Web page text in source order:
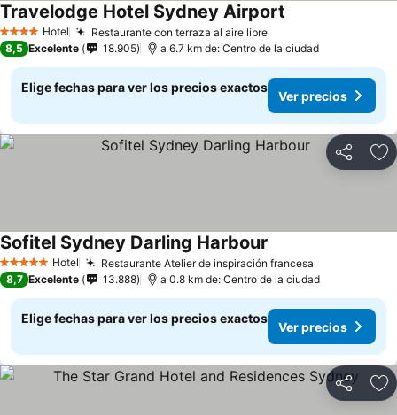
4 EstrellasHotel Restaurante con terraza al aire libreVer precios
Travelodge Hotel Sydney Airport
8,5 Excelente 18.905 a 6.7 km de: Centro de la ciudad
Elige fechas para ver los precios exactos
Ver precios
Compartir
5 Estrellas Hotel Restaurante Atelier de inspiración francesa
Sofitel Sydney Darling Harbour
8,7 Excelente 13.888 a 0.8 km de: Centro de la ciudad
Elige fechas para ver los precios exactos
Ver precios
Compartir